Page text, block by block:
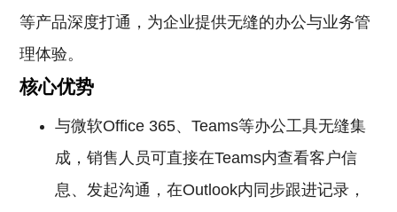
等产品深度打通，为企业提供无缝的办公与业务管
理体验。
核心优势
与微软Office 365、Teams等办公工具无缝集
成，销售人员可直接在Teams内查看客户信
息、发起沟通，在Outlook内同步跟进记录，